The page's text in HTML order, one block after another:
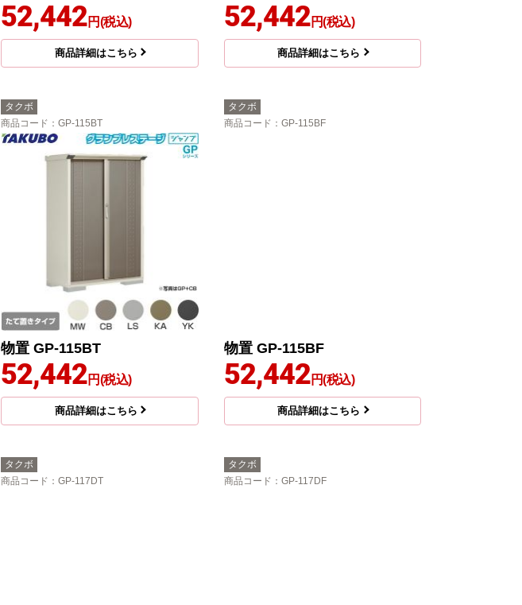
52,442円(税込)
商品詳細はこちら
52,442円(税込)
商品詳細はこちら
タクボ
商品コード ：GP-115BT
物置 GP-115BT
52,442円(税込)
商品詳細はこちら
タクボ
商品コード ：GP-115BF
物置 GP-115BF
52,442円(税込)
商品詳細はこちら
タクボ
商品コード ：GP-117DT
タクボ
商品コード ：GP-117DF